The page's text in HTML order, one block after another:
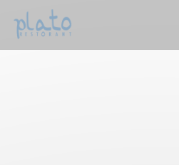
Painel de Gerenciamento de Cookies